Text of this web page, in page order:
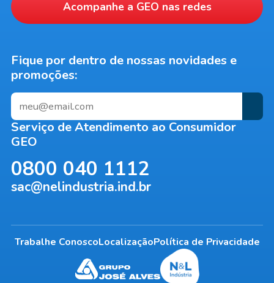
Acompanhe a GEO nas redes
Fique por dentro de nossas novidades e
promoções:
Serviço de Atendimento ao Consumidor
GEO
0800 040 1112
sac@nelindustria.ind.br
Trabalhe ConoscoLocalizaçãoPolítica de Privacidade